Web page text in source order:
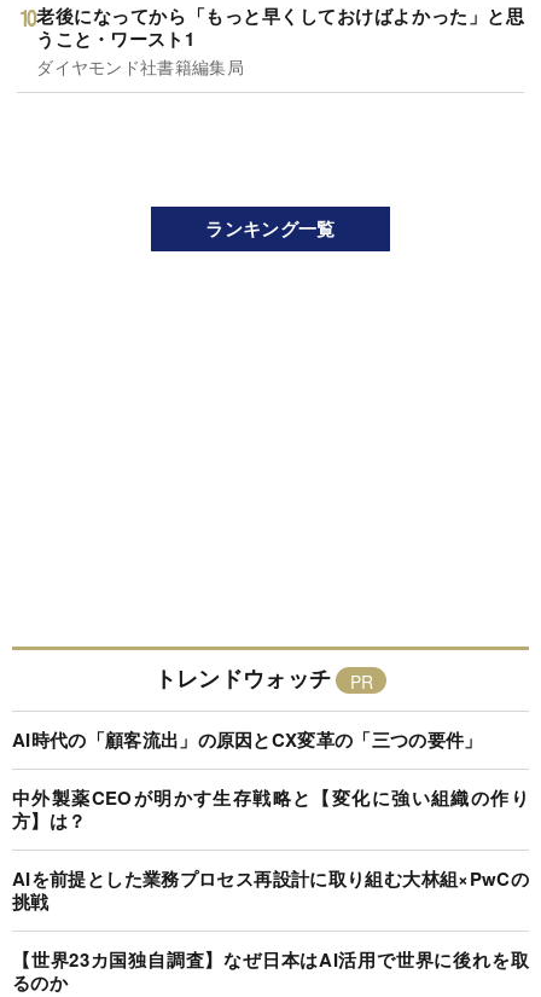
老後になってから「もっと早くしておけばよかった」と思
うこと・ワースト1
ダイヤモンド社書籍編集局
ランキング一覧
トレンドウォッチ
AI時代の「顧客流出」の原因とCX変革の「三つの要件」
中外製薬CEOが明かす生存戦略と【変化に強い組織の作り
方】は？
AIを前提とした業務プロセス再設計に取り組む大林組×PwCの
挑戦
【世界23カ国独自調査】なぜ日本はAI活用で世界に後れを取
るのか